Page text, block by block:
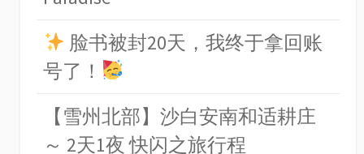
脸书被封20天，我终于拿回账
号了！
【雪州北部】沙白安南和适耕庄
～ 2天1夜 快闪之旅行程